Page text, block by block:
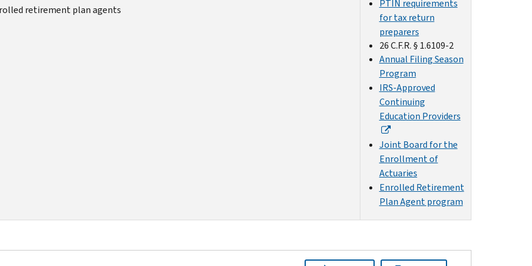
retirement plan agents
PTIN requirements
for tax return
preparers
26 C.F.R. § 1.6109-2
Annual Filing Season
Program
IRS-Approved
Continuing
Education Providers
Joint Board for the
Enrollment of
Actuaries
Enrolled Retirement
Plan Agent program